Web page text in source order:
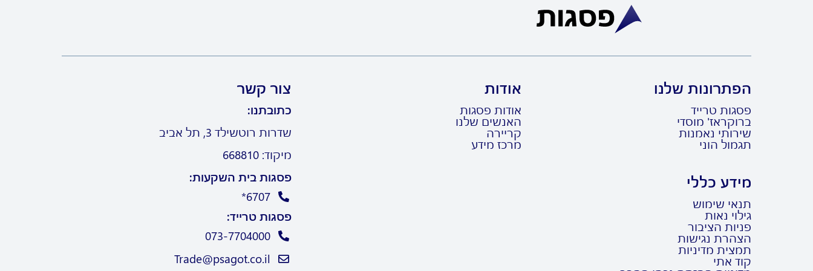
הפתרונות שלנו
פסגות טרייד
ברוקראז' מוסדי
שירותי נאמנות
תגמול הוני
מידע כללי
תנאי שימוש
גילוי נאות
פניות הציבור
הצהרת נגישות
תמצית מדיניות
קוד אתי
אודות
אודות פסגות
האנשים שלנו
קריירה
מרכז מידע
צור קשר
כתובתנו:
שדרות רוטשילד 3, תל אביב
מיקוד: 668810
פסגות בית השקעות:
6707*
פסגות טרייד:
073-7704000
Trade@psagot.co.il